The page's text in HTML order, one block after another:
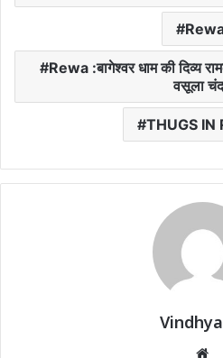
Rewa :बागेश्वर धाम की दिव्य
वसूला
THUGS IN